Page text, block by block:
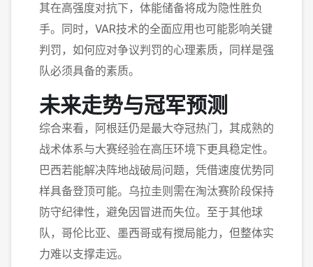
其在高强度对抗下，体能储备将成为隐性胜负
手。同时，VAR技术的全面应用也可能影响关键
判罚，如何应对争议判罚的心理素质，同样是强
队必须具备的素质。
未来走势与冠军预测
综合来看，阿根廷仍是最大夺冠热门，其成熟的
战术体系与大赛经验在高压环境下更具稳定性。
巴西若能解决阵地战破局问题，凭借速度优势同
样具备登顶可能。乌拉圭则需在淘汰赛阶段保持
防守纪律性，避免因冒进而失位。至于其他球
队，哥伦比亚、墨西哥或有搅局能力，但整体实
力难以支撑走远。